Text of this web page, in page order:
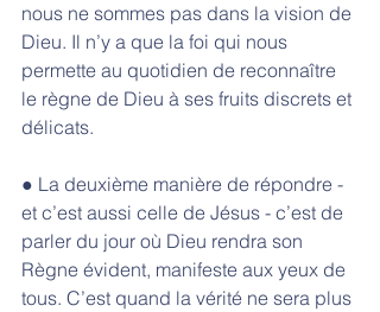
nous ne sommes pas dans la vision de
Dieu. Il n’y a que la foi qui nous
permette au quotidien de reconnaître
le règne de Dieu à ses fruits discrets et
délicats.
● La deuxième manière de répondre -
et c’est aussi celle de Jésus - c’est de
parler du jour où Dieu rendra son
Règne évident, manifeste aux yeux de
tous. C’est quand la vérité ne sera plus